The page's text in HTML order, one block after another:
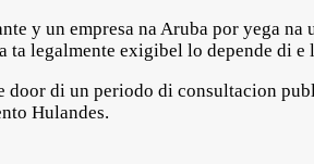
y un empresa na Aruba por yega
ta legalmente exigibel lo depende di
door di un periodo di consultacion
Hulandes.